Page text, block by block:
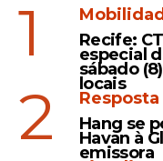
1
Recife:
especial
sábado
locais
2
Resposta
Hang se
Havan à
emissora